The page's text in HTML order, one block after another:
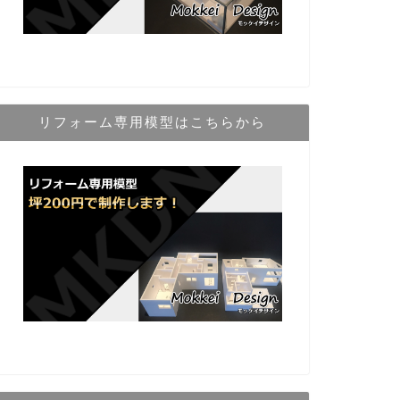
リフォーム専用模型はこちらから